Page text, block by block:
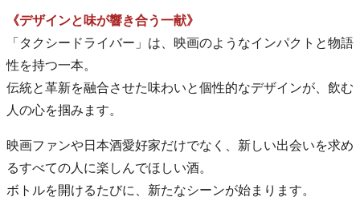
《デザインと味が響き合う一献》
「タクシードライバー」は、映画のようなインパクトと物語
性を持つ一本。
伝統と革新を融合させた味わいと個性的なデザインが、飲む
人の心を掴みます。
映画ファンや日本酒愛好家だけでなく、新しい出会いを求め
るすべての人に楽しんでほしい酒。
ボトルを開けるたびに、新たなシーンが始まります。